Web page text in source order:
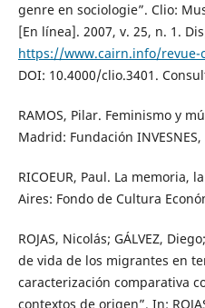
genre en sociologie”. Clio:
[En línea]. 2007, v. 25, n. 1.
https://www.cairn.info/revue-
DOI: 10.4000/clio.3401.
RAMOS, Pilar. Feminismo y
Madrid: Fundación INVESNES,
RICOEUR, Paul. La memoria,
Aires: Fondo de Cultura
ROJAS, Nicolás; GÁLVEZ,
de vida de los migrantes en
caracterización comparativa
contextos de origen”. In: